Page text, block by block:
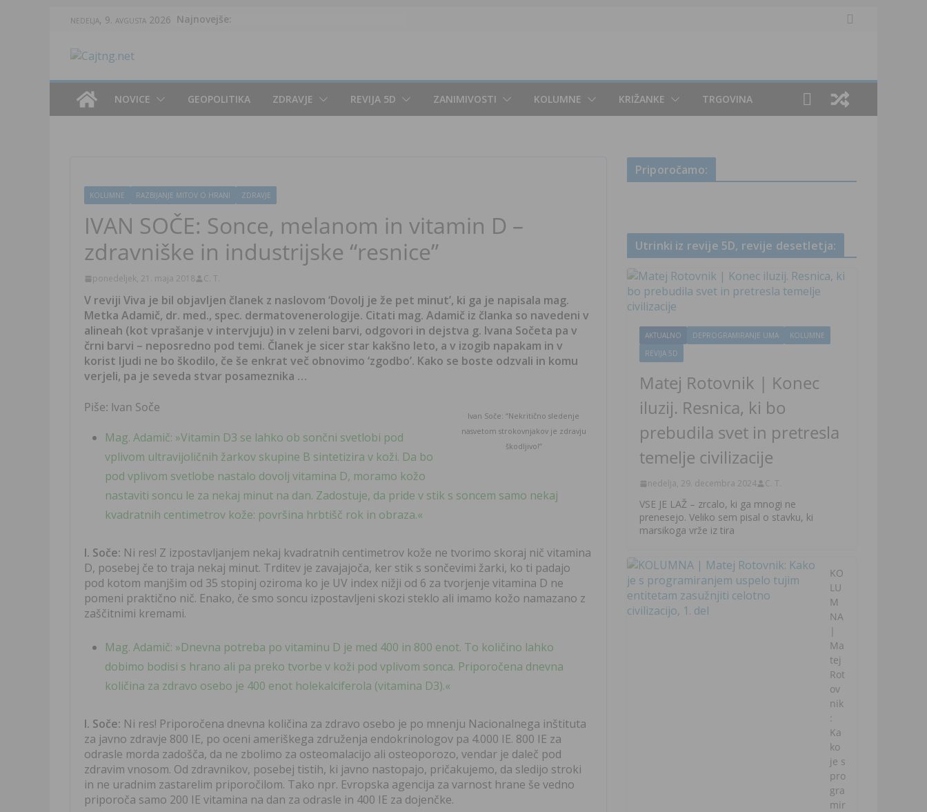
nedelja, 9. avgusta 2026 Najnovejše:
NOVICE GEOPOLITIKA ZDRAVJE REVIJA 5D ZANIMIVOSTI KOLUMNE KRIŽANKE TRGOVINA
KOLUMNE RAZBIJANJE MITOV O HRANI ZDRAVJE
IVAN SOČE: Sonce, melanom in vitamin D –
zdravniške in industrijske “resnice”
ponedeljek, 21. maja 2018 C. T.
V reviji Viva je bil objavljen članek z naslovom ‘Dovolj je že pet minut’, ki ga je napisala mag.
Metka Adamič, dr. med., spec. dermatovenerologije. Citati mag. Adamič iz članka so navedeni v
alineah (kot vprašanje v intervjuju) in v zeleni barvi, odgovori in dejstva g. Ivana Sočeta pa v
črni barvi – neposredno pod temi. Članek je sicer star kakšno leto, a v izogib napakam in v
korist ljudi ne bo škodilo, če še enkrat več obnovimo ‘zgodbo’. Kako se boste odzvali in komu
verjeli, pa je seveda stvar posameznika …
Ivan Soče: “Nekritično sledenje
nasvetom strokovnjakov je zdravju
škodljivo!”
Piše: Ivan Soče
Mag. Adamič: »Vitamin D3 se lahko ob sončni svetlobi pod
vplivom ultravijoličnih žarkov skupine B sintetizira v koži. Da bo
pod vplivom svetlobe nastalo dovolj vitamina D, moramo kožo
nastaviti soncu le za nekaj minut na dan. Zadostuje, da pride v stik s soncem samo nekaj
kvadratnih centimetrov kože: površina hrbtišč rok in obraza.«
I. Soče: Ni res! Z izpostavljanjem nekaj kvadratnih centimetrov kože ne tvorimo skoraj nič vitamina
D, posebej če to traja nekaj minut. Trditev je zavajajoča, ker stik s sončevimi žarki, ko ti padajo
pod kotom manjšim od 35 stopinj oziroma ko je UV index nižji od 6 za tvorjenje vitamina D ne
pomeni praktično nič. Enako, če smo soncu izpostavljeni skozi steklo ali imamo kožo namazano z
zaščitnimi kremami.
Mag. Adamič: »Dnevna potreba po vitaminu D je med 400 in 800 enot. To količino lahko
dobimo bodisi s hrano ali pa preko tvorbe v koži pod vplivom sonca. Priporočena dnevna
količina za zdravo osebo je 400 enot holekalciferola (vitamina D3).«
I. Soče: Ni res! Priporočena dnevna količina za zdravo osebo je po mnenju Nacionalnega inštituta
za javno zdravje 800 IE, po oceni ameriškega združenja endokrinologov pa 4.000 IE. 800 IE za
odrasle morda zadošča, da ne zbolimo za osteomalacijo ali osteoporozo, vendar je daleč pod
zdravim vnosom. Od zdravnikov, posebej tistih, ki javno nastopajo, pričakujemo, da sledijo stroki
in ne uradnim zastarelim priporočilom. Tako npr. Evropska agencija za varnost hrane še vedno
priporoča samo 200 IE vitamina na dan za odrasle in 400 IE za dojenčke.
Priporočamo:
Utrinki iz revije 5D, revije desetletja:
AKTUALNO DEPROGRAMIRANJE UMA
KOLUMNE
REVIJA 5D
Matej Rotovnik | Konec
iluzij. Resnica, ki bo
prebudila svet in pretresla
temelje civilizacije
nedelja, 29. decembra 2024 C. T.
VSE JE LAŽ – zrcalo, ki ga mnogi ne
prenesejo. Veliko sem pisal o stavku, ki
marsikoga vrže iz tira
KO
LU
M
NA
|
Ma
tej
Rot
ov
nik
:
Ka
ko
je s
pro
gra
mir